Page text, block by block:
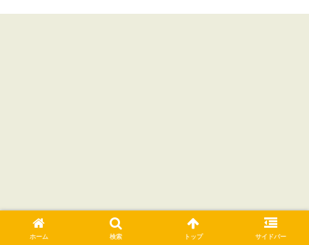
ホーム 検索 トップ サイドバー